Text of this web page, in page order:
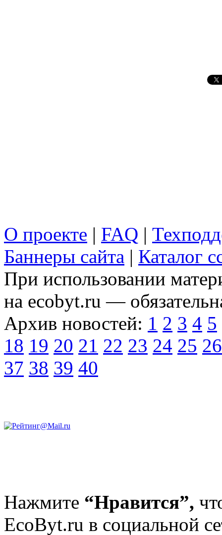
О проекте | FAQ |
Баннеры сайта | Каталог
При использовании
на ecobyt.ru —
Архив новостей: 1 2 3 4 5
18 19 20 21 22 23 24 25 26
37 38 39 40
Нажмите “Нравится”,
EcoByt.ru в социальной